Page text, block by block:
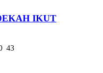
IKUT
43